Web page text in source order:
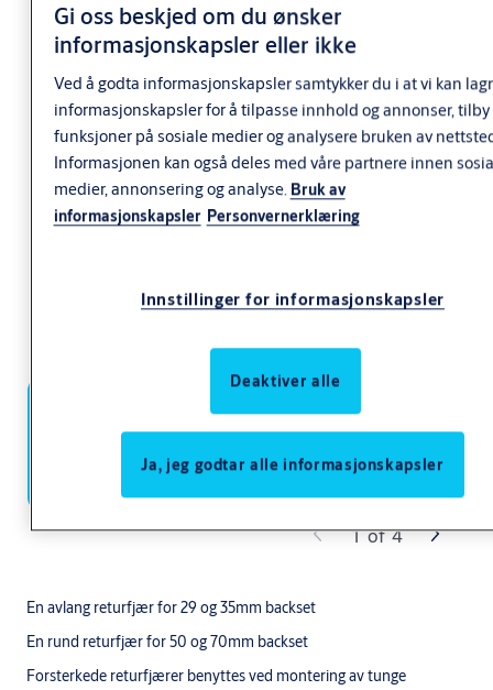
En avlang returfjær for 29 og 35mm backset
En rund returfjær for 50 og 70mm backset
Forsterkede returfjærer benyttes ved montering av tunge
1 of 4
Gi oss beskjed om du ønsker
informasjonskapsler eller ikke
Ved å godta informasjonskapsler samtykker du i at vi kan
informasjonskapsler for å tilpasse innhold og annonser, tilby
funksjoner på sosiale medier og analysere bruken av
Informasjonen kan også deles med våre partnere innen
medier, annonsering og analyse. Bruk av
informasjonskapsler Personvernerklæring
Innstillinger for informasjonskapsler
Deaktiver alle
Ja, jeg godtar alle informasjonskapsler